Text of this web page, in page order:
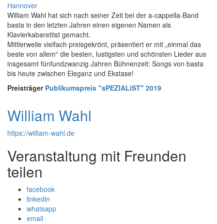
Hannover
William Wahl hat sich nach seiner Zeit bei der a-cappella-Band
basta in den letzten Jahren einen eigenen Namen als
Klavierkabarettist gemacht.
Mittlerweile vielfach preisgekrönt, präsentiert er mit „einmal das
beste von allem“ die besten, lustigsten und schönsten Lieder aus
insgesamt fünfundzwanzig Jahren Bühnenzeit: Songs von basta
bis heute zwischen Eleganz und Ekstase!
Preisträger Publikumspreis "sPEZIALiST" 2019
William Wahl
https://william-wahl.de
Veranstaltung mit Freunden
teilen
facebook
linkedin
whatsapp
email